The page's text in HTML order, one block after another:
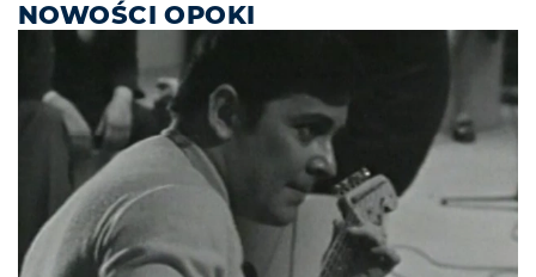
NOWOŚCI OPOKI